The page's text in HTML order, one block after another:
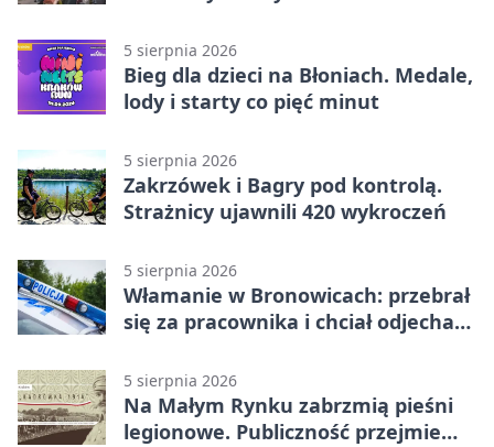
5 sierpnia 2026
Bieg dla dzieci na Błoniach. Medale,
lody i starty co pięć minut
5 sierpnia 2026
Zakrzówek i Bagry pod kontrolą.
Strażnicy ujawnili 420 wykroczeń
5 sierpnia 2026
Włamanie w Bronowicach: przebrał
się za pracownika i chciał odjechać
5 sierpnia 2026
Na Małym Rynku zabrzmią pieśni
legionowe. Publiczność przejmie